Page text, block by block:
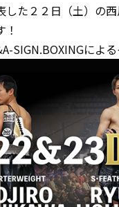
した２２日（土）の
SIGN.BOXINGによ